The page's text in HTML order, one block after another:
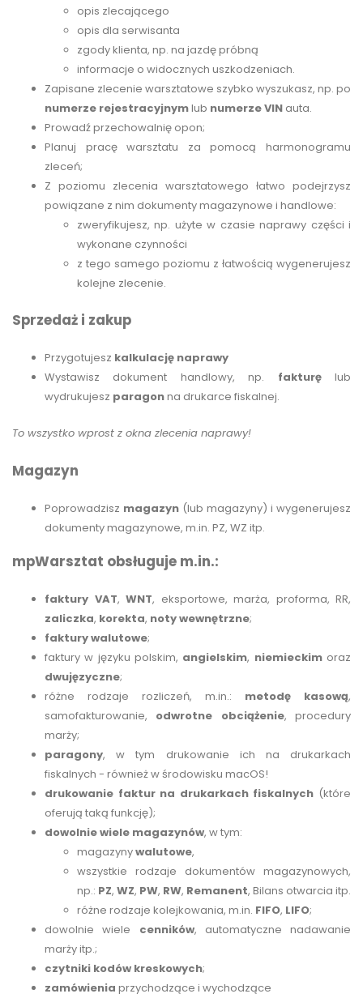
opis zlecającego
opis dla serwisanta
zgody klienta, np. na jazdę próbną
informacje o widocznych uszkodzeniach.
Zapisane zlecenie warsztatowe szybko wyszukasz, np. po
numerze rejestracyjnymlub numerze VIN auta.
Prowadź przechowalnię opon;
Planuj pracę warsztatu za pomocą harmonogramu
zleceń;
Z poziomu zlecenia warsztatowego łatwo podejrzysz
powiązane z nim dokumenty magazynowe i handlowe:
zweryfikujesz, np. użyte w czasie naprawy części i
wykonane czynności
z tego samego poziomu z łatwością wygenerujesz
kolejne zlecenie.
Sprzedaż i zakup
Przygotujesz kalkulację naprawy
Wystawisz dokument handlowy, np. fakturęlub
wydrukujesz paragonna drukarce fiskalnej.
To wszystko wprost z okna zlecenia naprawy!
Magazyn
Poprowadzisz magazyn (lub magazyny) i wygenerujesz
dokumenty magazynowe, m.in. PZ, WZ itp.
mpWarsztat obsługuje m.in.:
faktury VAT, WNT, eksportowe, marża, proforma, RR,
zaliczka, korekta, noty wewnętrzne;
faktury walutowe;
faktury w języku polskim, angielskim, niemieckimoraz
dwujęzyczne;
różne rodzaje rozliczeń, m.in.: metodę kasową,
samofakturowanie, odwrotne obciążenie, procedury
marży;
paragony, w tym drukowanie ich na drukarkach
fiskalnych - również w środowisku macOS!
drukowanie faktur na drukarkach fiskalnych (które
oferują taką funkcję);
dowolnie wiele magazynów, w tym:
magazynywalutowe,
wszystkie rodzaje dokumentów magazynowych,
np.: PZ, WZ, PW, RW, Remanent, Bilans otwarcia itp.
różne rodzaje kolejkowania, m.in. FIFO, LIFO;
dowolnie wiele cenników, automatyczne nadawanie
marży itp.;
czytniki kodów kreskowych;
zamówienia przychodzące i wychodzące